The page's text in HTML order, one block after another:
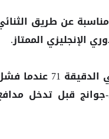
عن طريق
الإنجليزي الممتاز.
وأبعد المدافع المتألق متعب المفرج أخطر فرصة للفريق الكوري في الدقيقة
قبل تدخل